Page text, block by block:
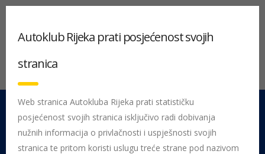
051 212 442 Centrala
Pon - Pet 08:00 - 16:00
Autoklub Rijeka prati posjećenost svojih
stranica
Web stranica Autokluba Rijeka prati statističku
posjećenost svojih stranica isključivo radi dobivanja
nužnih informacija o privlačnosti i uspješnosti svojih
stranica te pritom koristi uslugu treće strane pod nazivom